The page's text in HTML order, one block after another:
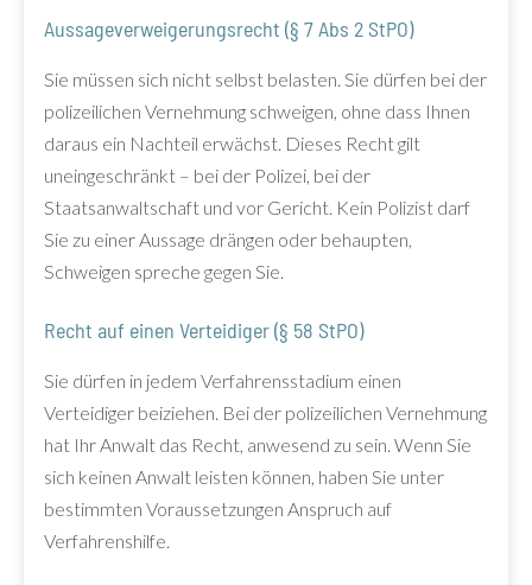
Aussageverweigerungsrecht (§ 7 Abs 2 StPO)
Sie müssen sich nicht selbst belasten. Sie dürfen bei der
polizeilichen Vernehmung schweigen, ohne dass Ihnen
daraus ein Nachteil erwächst. Dieses Recht gilt
uneingeschränkt – bei der Polizei, bei der
Staatsanwaltschaft und vor Gericht. Kein Polizist darf
Sie zu einer Aussage drängen oder behaupten,
Schweigen spreche gegen Sie.
Recht auf einen Verteidiger (§ 58 StPO)
Sie dürfen in jedem Verfahrensstadium einen
Verteidiger beiziehen. Bei der polizeilichen Vernehmung
hat Ihr Anwalt das Recht, anwesend zu sein. Wenn Sie
sich keinen Anwalt leisten können, haben Sie unter
bestimmten Voraussetzungen Anspruch auf
Verfahrenshilfe.